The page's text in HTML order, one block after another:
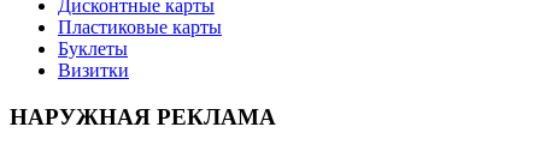
Дисконтные карты
Пластиковые карты
Буклеты
Визитки
НАРУЖНАЯ РЕКЛАМА